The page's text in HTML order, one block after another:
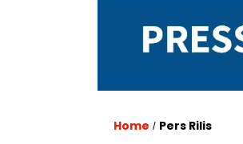
Home / Pers Rilis